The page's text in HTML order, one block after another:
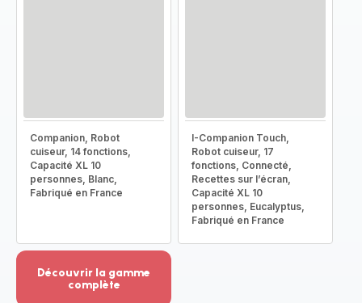
Companion, Robot
cuiseur, 14 fonctions,
Capacité XL 10
personnes, Blanc,
Fabriqué en France
I-Companion Touch,
Robot cuiseur, 17
fonctions, Connecté,
Recettes sur l’écran,
Capacité XL 10
personnes, Eucalyptus,
Fabriqué en France
Découvrir la gamme
complète